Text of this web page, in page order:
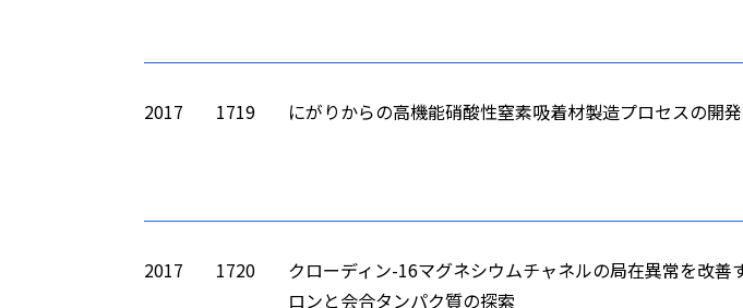
2017 1719 にがりからの高機能硝酸性窒素吸着材製造プロセスの開発
2017 1720
クローディン-16マグネシウムチャネルの局在異常を改善
ロンと会合タンパク質の探索